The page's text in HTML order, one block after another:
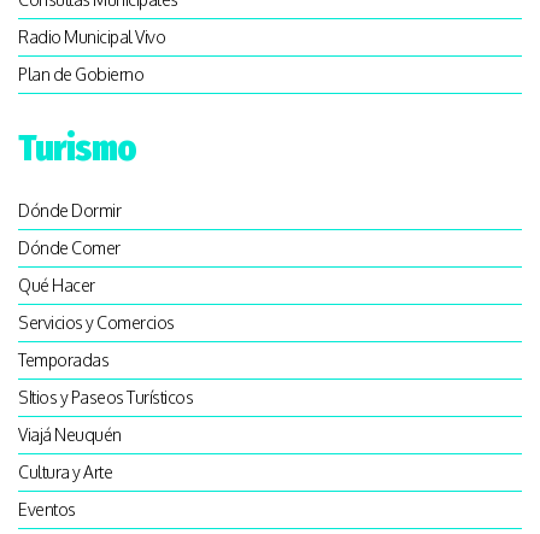
Radio Municipal Vivo
Plan de Gobierno
Turismo
Dónde Dormir
Dónde Comer
Qué Hacer
Servicios y Comercios
Temporadas
SItios y Paseos Turísticos
Viajá Neuquén
Cultura y Arte
Eventos